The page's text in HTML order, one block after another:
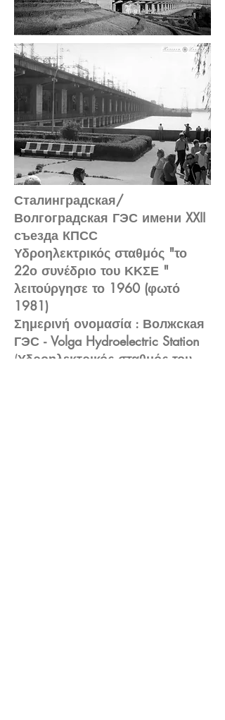
Сталинградская/
Волгоградская ГЭС имени XXII
съезда КПСС
Υδροηλεκτρικός σταθμός "το
22ο συνέδριο του ΚΚΣΕ "
λειτούργησε το 1960 (φωτό
1981)
Σημερινή ονομασία : Волжская
ГЭС - Volga Hydroelectric Station
(Υδροηλεκτρικός σταθμός του